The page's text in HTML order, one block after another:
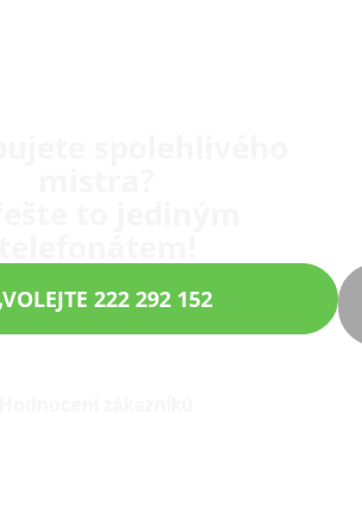
VOLEJTE 222 292 152